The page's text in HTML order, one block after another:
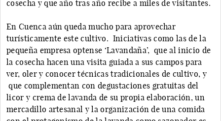
cosecha y que año tras año recibe a miles de visitantes.
En Cuenca aún queda mucho para aprovechar
turísticamente este cultivo. Iniciativas como las de la
pequeña empresa optense ‘Lavandaña’, que al inicio de
la cosecha hacen una visita guiada a sus campos para
ver, oler y conocer técnicas tradicionales de cultivo, y
que complementan con degustaciones gratuitas del
licor y crema de lavanda de su propia elaboración, un
mercadillo artesanal y la organización de una comida